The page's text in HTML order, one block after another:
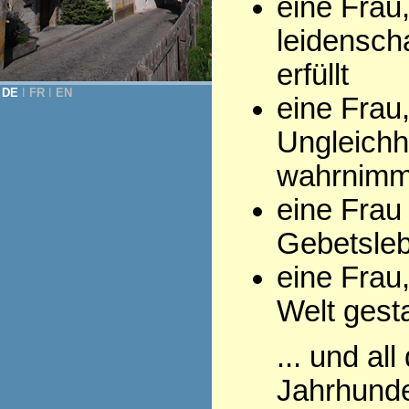
DE FR EN
eine
erfüllt
eine
eine
eine
Welt
... und all